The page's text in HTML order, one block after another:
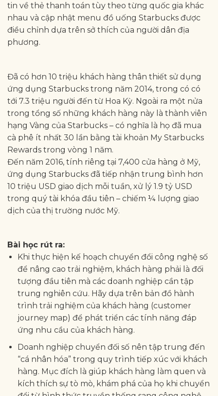
tin về thẻ thanh toán tùy theo từng quốc gia khác
nhau và cập nhật menu đồ uống Starbucks được
điều chỉnh dựa trên sở thích của người dân địa
phương.
Đã có hơn 10 triệu khách hàng thân thiết sử dụng
ứng dụng Starbucks trong năm 2014, trong có có
tới 7.3 triệu người đến từ Hoa Kỳ. Ngoài ra một nửa
trong tổng số những khách hàng này là thành viên
hạng Vàng của Starbucks – có nghĩa là họ đã mua
cà phê ít nhất 30 lần bằng tài khoản My Starbucks
Rewards trong vòng 1 năm.
Đến năm 2016, tính riêng tại 7,400 cửa hàng ở Mỹ,
ứng dụng Starbucks đã tiếp nhận trung bình hơn
10 triệu USD giao dịch mỗi tuần, xử lý 1.9 tỷ USD
trong quý tài khóa đầu tiên – chiếm ¼ lượng giao
dịch của thị trường nước Mỹ.
Bài học rút ra:
Khi thực hiện kế hoạch chuyển đổi công nghệ số
để nâng cao trải nghiệm, khách hàng phải là đối
tượng đầu tiên mà các doanh nghiệp cần tập
trung nghiên cứu. Hãy dựa trên bản đồ hành
trình trải nghiệm của khách hàng (customer
journey map) để phát triển các tính năng đáp
ứng nhu cầu của khách hàng.
Doanh nghiệp chuyển đối số nên tập trung đến
“cá nhân hóa” trong quy trình tiếp xúc với khách
hàng. Mục đích là giúp khách hàng làm quen và
kích thích sự tò mò, khám phá của họ khi chuyển